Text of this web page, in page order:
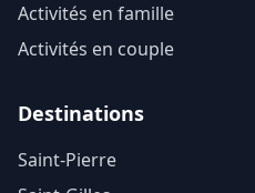
Activités en famille
Activités en couple
Destinations
Saint-Pierre